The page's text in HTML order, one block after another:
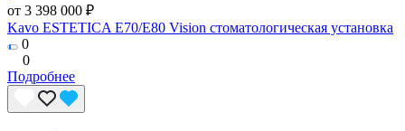
от 3 398 000 ₽
Kavo ESTETICA E70/E80 Vision стоматологическая установка
0
0
Подробнее